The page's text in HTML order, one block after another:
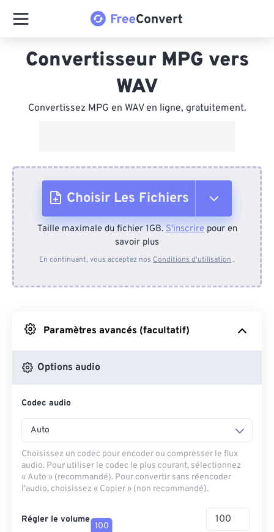
Convertisseur MPG vers
WAV
Convertissez MPG en WAV en ligne, gratuitement.
Choisir Les Fichiers
Depuis l'appareil
Depuis Google Drive
Depuis OneDrive
Taille maximale du fichier 1GB.S'inscrirepour en
savoir plus
En continuant, vous acceptez nos Conditions d'utilisation .
Paramètres avancés (facultatif)
Options audio
Codec audio
Auto
Choisissez un codec pour encoder ou compresser le flux
audio. Pour utiliser le codec le plus courant, sélectionnez
« Auto » (recommandé). Pour convertir sans réencoder
l'audio, choisissez « Copier » (non recommandé).
Régler le volume
100